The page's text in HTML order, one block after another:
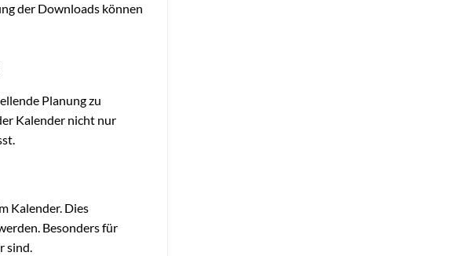
der Downloads können
Planung zu
Kalender nicht nur
Kalender. Dies
Besonders für
sind.